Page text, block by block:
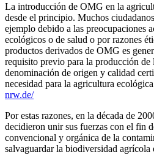
La introducción de OMG en la
desde el principio. Muchos
ejemplo debido a las preocupaciones
ecológicos o de salud o por razones
productos derivados de OMG es
requisito previo para la producción de
denominación de origen y calidad
necesidad para la agricultura
nrw.de/
Por estas razones, en la década de
decidieron unir sus fuerzas con el fin
convencional y orgánica de la
salvaguardar la biodiversidad agrícola